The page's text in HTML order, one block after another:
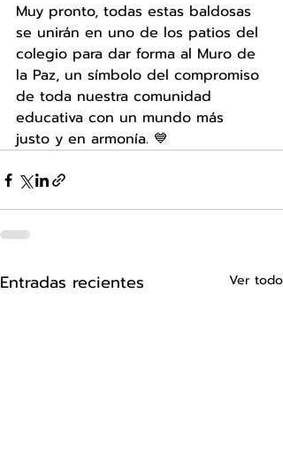
Muy pronto, todas estas baldosas
se unirán en uno de los patios del
colegio para dar forma al Muro de
la Paz, un símbolo del compromiso
de toda nuestra comunidad
educativa con un mundo más
justo y en armonía. 💙
Entradas recientes Ver todo